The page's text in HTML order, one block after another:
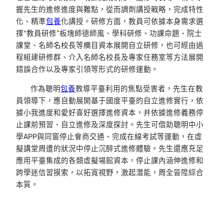
握先生的進修進度與難點，從而調劑講授戰略，完成特性
化、精準包養化講授。研修方面，教員可依據本身需求選
擇“教員研修”板塊師德師風、學科研修、功課命題、院士
課堂、名師名校長等欄目資本展開自立研修，也可經由過
程組建研修群、介入名師名校長及專家任務室等方法展開
錯誤合作以及專家引領等形式的研修運動。
作為聰明包養教導平臺利用的焦點受害者，先生在教
員領導下，應自動展開基于國度平臺的自立進修實行，依
據小我進度和愛好喜好選擇進修資本，并依據進修義務停
止課前預習、自立進修及深度探討。先生可借助聰明中小
學APP與同窗停止會商交通、完成在線考試等運動，在虛
擬講堂周遭的狀況中停止沉醉式進修體驗。先生還應充足
應用平臺集成的各類虛擬場館資本，停止課內涵伸進修和
跨學迷信習摸索，以拓寬視野，激起潛能，周全晉陞綜合
本質。